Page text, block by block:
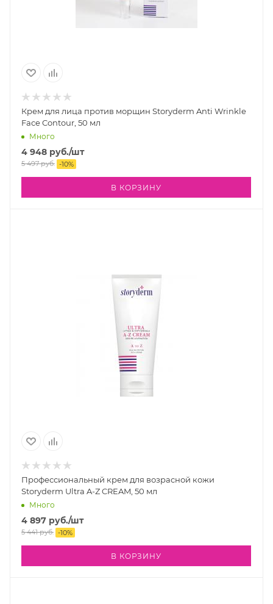
Крем для лица против морщин Storyderm Anti Wrinkle
Face Contour, 50 мл
Много
4 948 руб./шт
5 497руб. -10%
В КОРЗИНУ
Профессиональный крем для возрасной кожи
Storyderm Ultra A-Z CREAM, 50 мл
Много
4 897 руб./шт
5 441руб. -10%
В КОРЗИНУ